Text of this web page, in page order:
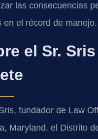
las consecuencias
en el récord de manejo.
el Sr.
fundador de Law
Maryland, el Distrito